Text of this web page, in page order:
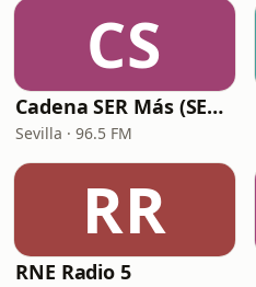
CS
Cadena SER Más (SER+ Sevilla)
Sevilla · 96.5 FM
RR
RNE Radio 5